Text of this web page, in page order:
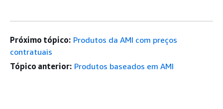
Próximo tópico: Produtos da AMI com preços
contratuais
Tópico anterior: Produtos baseados em AMI